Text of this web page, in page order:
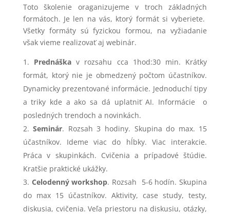
Toto školenie oraganizujeme v troch základných
formátoch. Je len na vás, ktorý formát si vyberiete.
Všetky formáty sú fyzickou formou, na vyžiadanie
však vieme realizovať aj webinár.
Prednáška v rozsahu cca 1hod:30 min. Krátky
formát, ktorý nie je obmedzený počtom účastníkov.
Dynamicky prezentované informácie. Jednoduchí tipy
a triky kde a ako sa dá uplatniť AI. Informácie o
posledných trendoch a novinkách.
Seminár. Rozsah 3 hodiny. Skupina do max. 15
účastníkov. Ideme viac do hĺbky. Viac interakcie.
Práca v skupinkách. Cvičenia a prípadové štúdie.
Kratšie praktické ukážky.
Celodenný workshop. Rozsah 5-6 hodín. Skupina
do max 15 účastníkov. Aktivity, case study, testy,
diskusia, cvičenia. Veľa priestoru na diskusiu, otázky,